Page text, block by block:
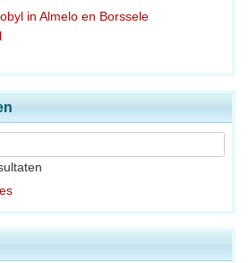
in Almelo en Borssele